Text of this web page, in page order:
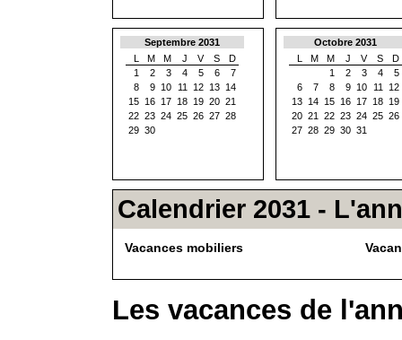
Septembre 2031
L
M M J V S
D
1
2 3 4 5 6
7
8
9 10 11 12 13 14
15 16 17 18 19 20 21
22 23 24 25 26 27 28
29 30
Octobre 2031
L
M M J V S
D
1
2 3 4
5
6
7 8 9 10 11
12
13 14 15 16 17 18 19
20 21 22 23 24 25 26
27 28 29 30 31
Calendrier 2031 -
Vacances mobiliers
Les vacances de